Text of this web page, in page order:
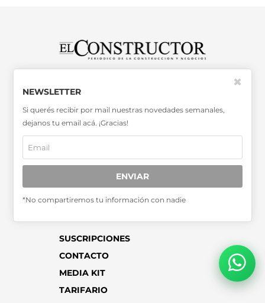
OTRAS PUBLICACIONES >>
ADEPA
SUSCRIPCIONES
CONTACTO
MEDIA KIT
TARIFARIO
NEWSLETTER
Si querés recibir por mail nuestras novedades semanales,
dejanos tu email acá. ¡Gracias!
ENVIAR
*No compartiremos tu información con nadie
✖